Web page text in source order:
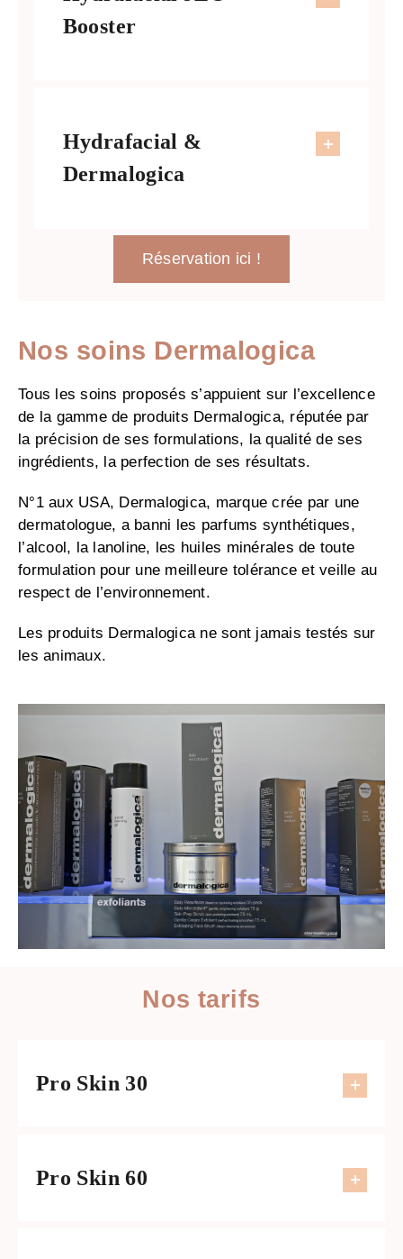
Booster
Hydrafacial &
Dermalogica
Réservation ici !
Nos soins Dermalogica
Tous les soins proposés s’appuient sur l’excellence
de la gamme de produits Dermalogica, réputée par
la précision de ses formulations, la qualité de ses
ingrédients, la perfection de ses résultats.
N°1 aux USA, Dermalogica, marque crée par une
dermatologue, a banni les parfums synthétiques,
l’alcool, la lanoline, les huiles minérales de toute
formulation pour une meilleure tolérance et veille au
respect de l’environnement.
Les produits Dermalogica ne sont jamais testés sur
les animaux.
Nos tarifs
Pro Skin 30
Pro Skin 60